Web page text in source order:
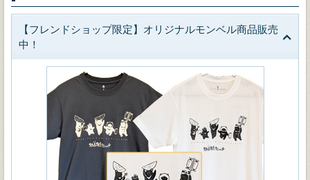
【フレンドショップ限定】オリジナルモンベル商品販売
中！